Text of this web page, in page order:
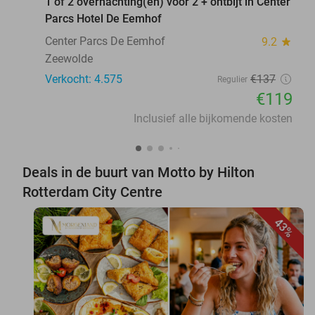
Parcs Hotel De Eemhof
Center Parcs De Eemhof
9.2 star
Zeewolde
Verkocht: 4.575
Regulier €137
€119
Inclusief alle bijkomende kosten
Deals in de buurt van Motto by Hilton
Rotterdam City Centre
43%